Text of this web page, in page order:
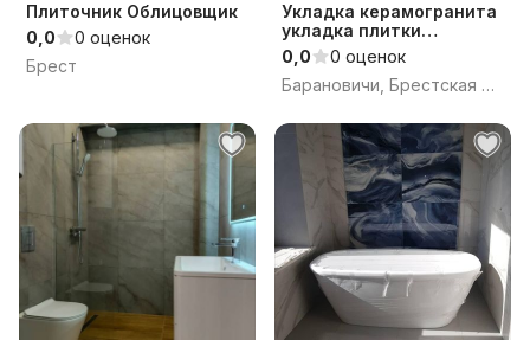
Плиточник Облицовщик
0,0
0 оценок
Брест
Укладка керамогранита
укладка плитки
плиточные
0,0
0 оценок
Барановичи, Брестская обл.